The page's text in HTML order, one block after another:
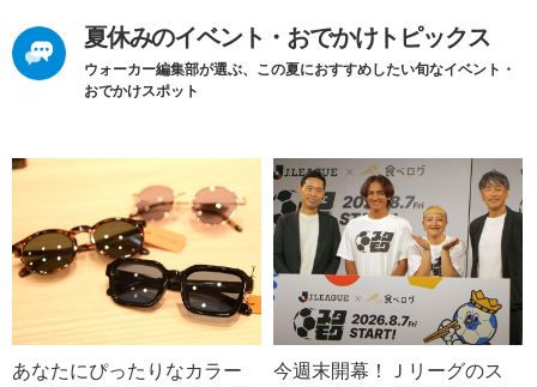
夏休みのイベント・おでかけトピックス
ウォーカー編集部が選ぶ、この夏におすすめしたい旬なイベント・
おでかけスポット
あなたにぴったりなカラー
今週末開幕！Ｊリーグのス